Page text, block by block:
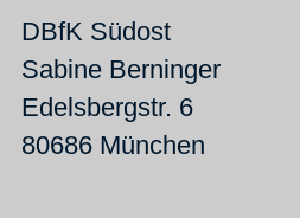
DBfK Südost
Sabine Berninger
Edelsbergstr. 6
80686 München